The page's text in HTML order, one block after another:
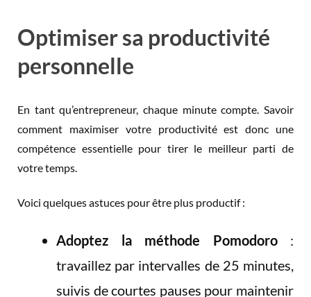
Optimiser sa productivité
personnelle
En tant qu’entrepreneur, chaque minute compte. Savoir
comment maximiser votre productivité est donc une
compétence essentielle pour tirer le meilleur parti de
votre temps.
Voici quelques astuces pour être plus productif :
Adoptez la méthode Pomodoro:
travaillez par intervalles de 25 minutes,
suivis de courtes pauses pour maintenir